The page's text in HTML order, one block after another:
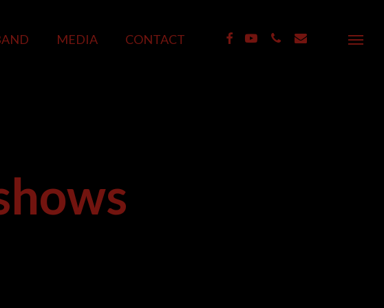
MEDIA CONTACT FACEBOOK
YOUTUBE
PHONEEMAIL
Menu